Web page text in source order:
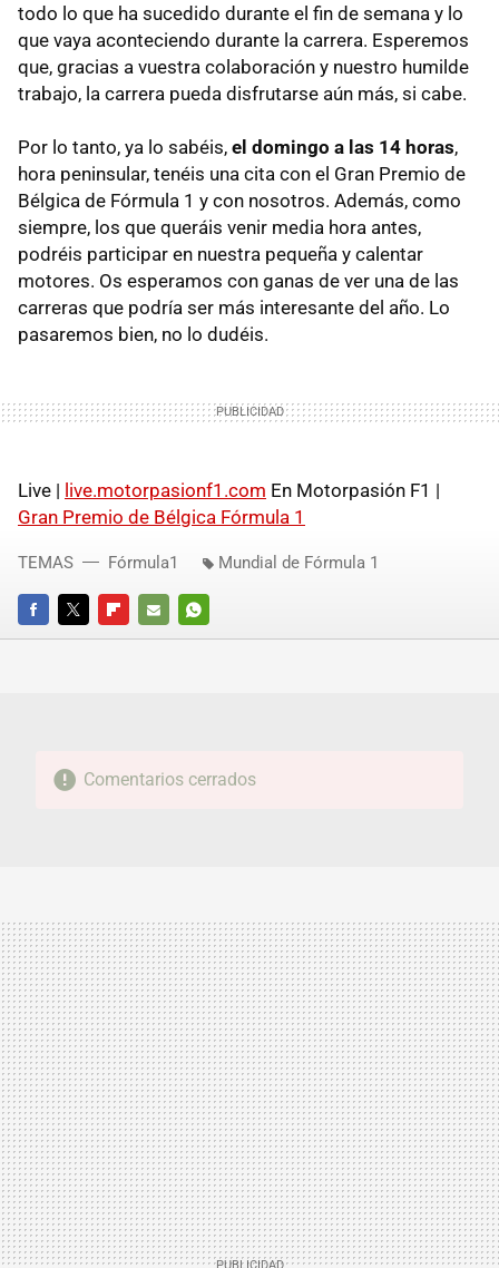
todo lo que ha sucedido durante el fin de semana y lo
que vaya aconteciendo durante la carrera. Esperemos
que, gracias a vuestra colaboración y nuestro humilde
trabajo, la carrera pueda disfrutarse aún más, si cabe.
Por lo tanto, ya lo sabéis, el domingo a las 14 horas,
hora peninsular, tenéis una cita con el Gran Premio de
Bélgica de Fórmula 1 y con nosotros. Además, como
siempre, los que queráis venir media hora antes,
podréis participar en nuestra pequeña y calentar
motores. Os esperamos con ganas de ver una de las
carreras que podría ser más interesante del año. Lo
pasaremos bien, no lo dudéis.
Live | live.motorpasionf1.com En Motorpasión F1 |
Gran Premio de Bélgica Fórmula 1
FACEBOOKTWITTERFLIPBOARD
E-
WHATSAPP
TEMAS Fórmula1 Mundial de Fórmula 1
Comentarios cerrados